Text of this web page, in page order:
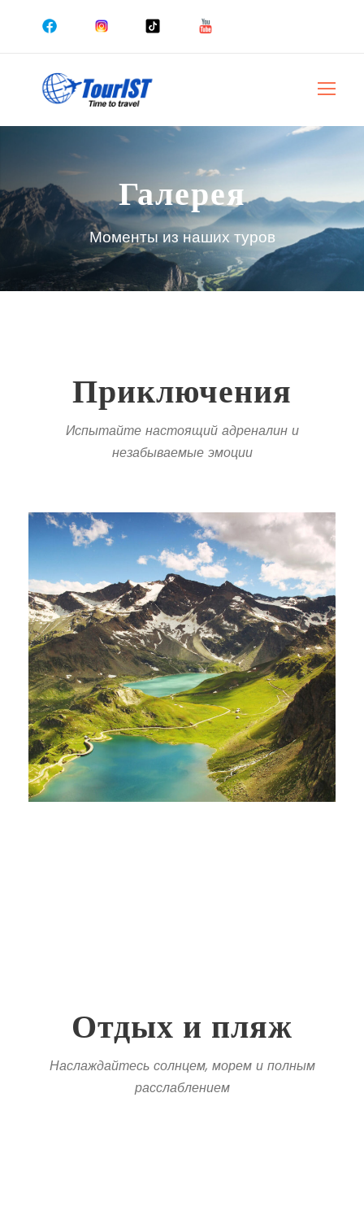
Галерея
Моменты из наших туров
Приключения
Испытайте настоящий адреналин и
незабываемые эмоции
Отдых и пляж
Наслаждайтесь солнцем, морем и полным
расслаблением